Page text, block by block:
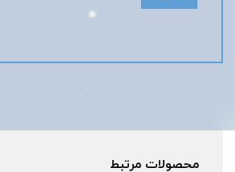
محصولات مرتبط